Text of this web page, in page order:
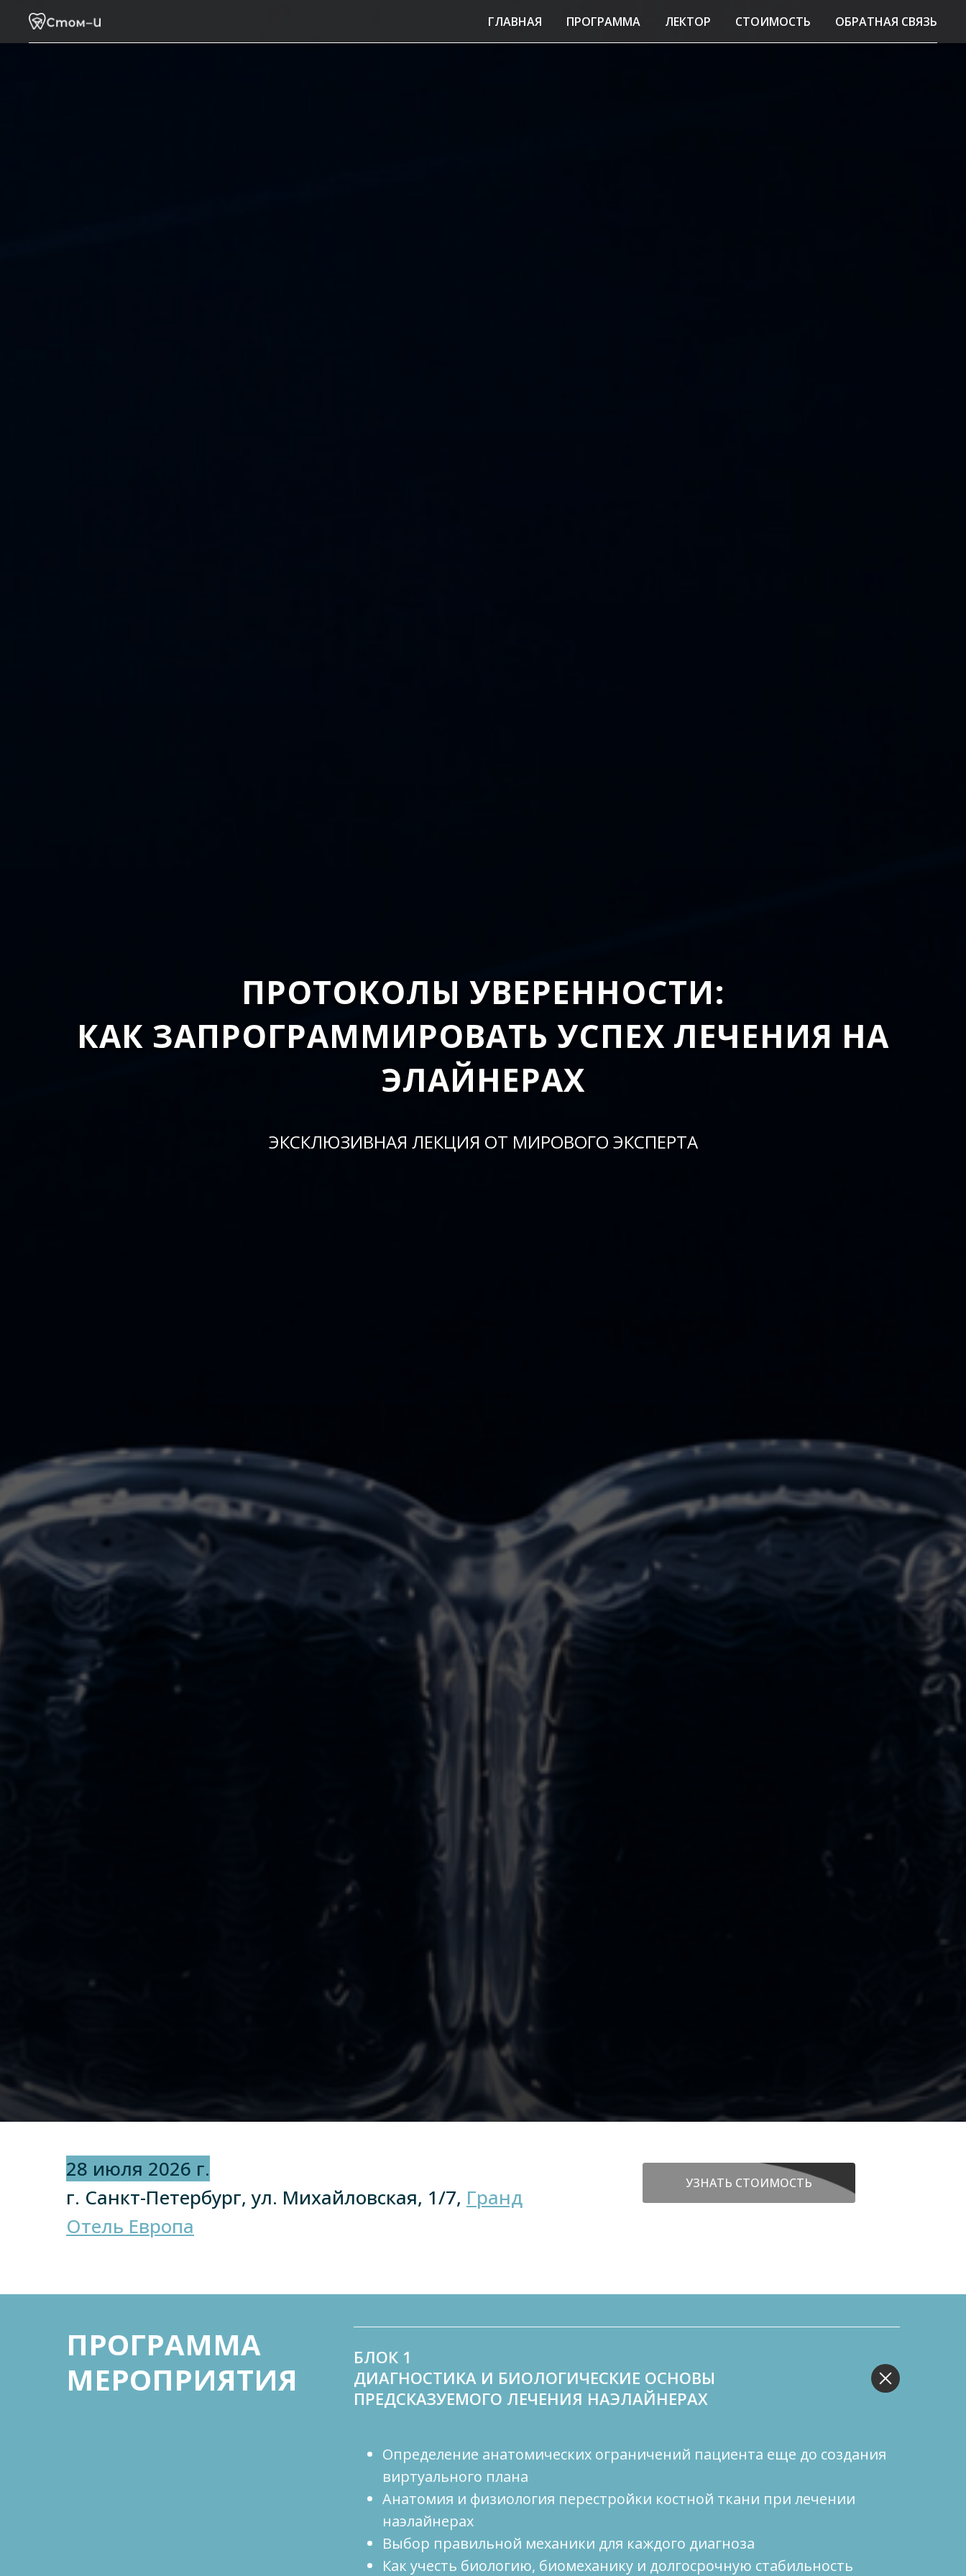
ГЛАВНАЯ ПРОГРАММА ЛЕКТОР СТОИМОСТЬ ОБРАТНАЯ СВЯЗЬ
ПРОТОКОЛЫ УВЕРЕННОСТИ:
КАК ЗАПРОГРАММИРОВАТЬ УСПЕХ ЛЕЧЕНИЯ НА
ЭЛАЙНЕРАХ
ЭКСКЛЮЗИВНАЯ ЛЕКЦИЯ ОТ МИРОВОГО ЭКСПЕРТА
28 июля 2026 г.
г. Санкт-Петербург, ул. Михайловская, 1/7, Гранд
Отель Европа
УЗНАТЬ СТОИМОСТЬ
ПРОГРАММА
МЕРОПРИЯТИЯ
БЛОК 1
ДИАГНОСТИКА И БИОЛОГИЧЕСКИЕ ОСНОВЫ
ПРЕДСКАЗУЕМОГО ЛЕЧЕНИЯ НАЭЛАЙНЕРАХ
Определение анатомических ограничений пациента еще до создания
виртуального плана
Анатомия и физиология перестройки костной ткани при лечении
наэлайнерах
Выбор правильной механики для каждого диагноза
Как учесть биологию, биомеханику и долгосрочную стабильность